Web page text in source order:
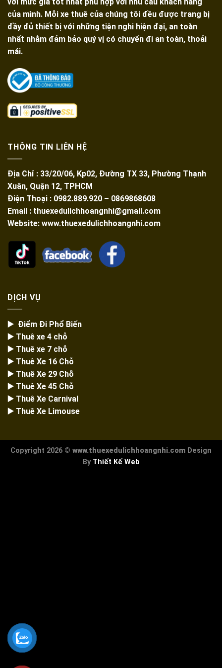
Tại
TPHCM
Giá
Rẻ,
Xe
Đời
của mình. Mỗi xe thuê của chúng tôi đều được trang bị
đầy đủ thiết bị với những tiện nghi hiện đại, an toàn
nhất nhằm đảm bảo quý vị có chuyến đi an toàn, thoải
mái.
THÔNG TIN LIÊN HỆ
Địa Chỉ : 33/20/06, Kp02, Đường TX 33, Phường Thạnh
Xuân, Quận 12, TPHCM
Điện Thoại : 0982.889.920 – 0869868608
Email : thuexedulichhoangnhi@gmail.com
Website: www.thuexedulichhoangnhi.com
DỊCH VỤ
▶️ Điểm Đi Phổ Biến
▶️ Thuê xe 4 chỗ
▶️ Thuê xe 7 chỗ
▶️ Thuê Xe 16 Chỗ
▶️ Thuê Xe 29 Chỗ
▶️ Thuê Xe 45 Chỗ
▶️ Thuê Xe Carnival
▶️ Thuê Xe Limouse
Copyright 2026 © www.thuexedulichhoangnhi.com Design
By Thiết Kế Web